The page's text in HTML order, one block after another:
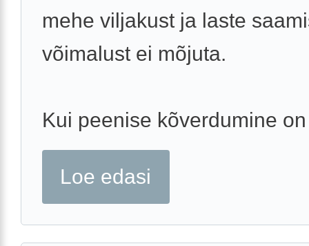
mehe viljakust ja laste
võimalust ei mõjuta.
Kui peenise kõverdumine
Loe edasi